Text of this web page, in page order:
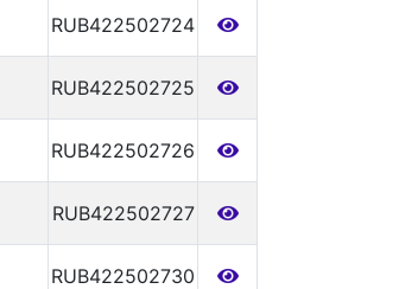
RUB422502724
RUB422502725
RUB422502726
RUB422502727
RUB422502730